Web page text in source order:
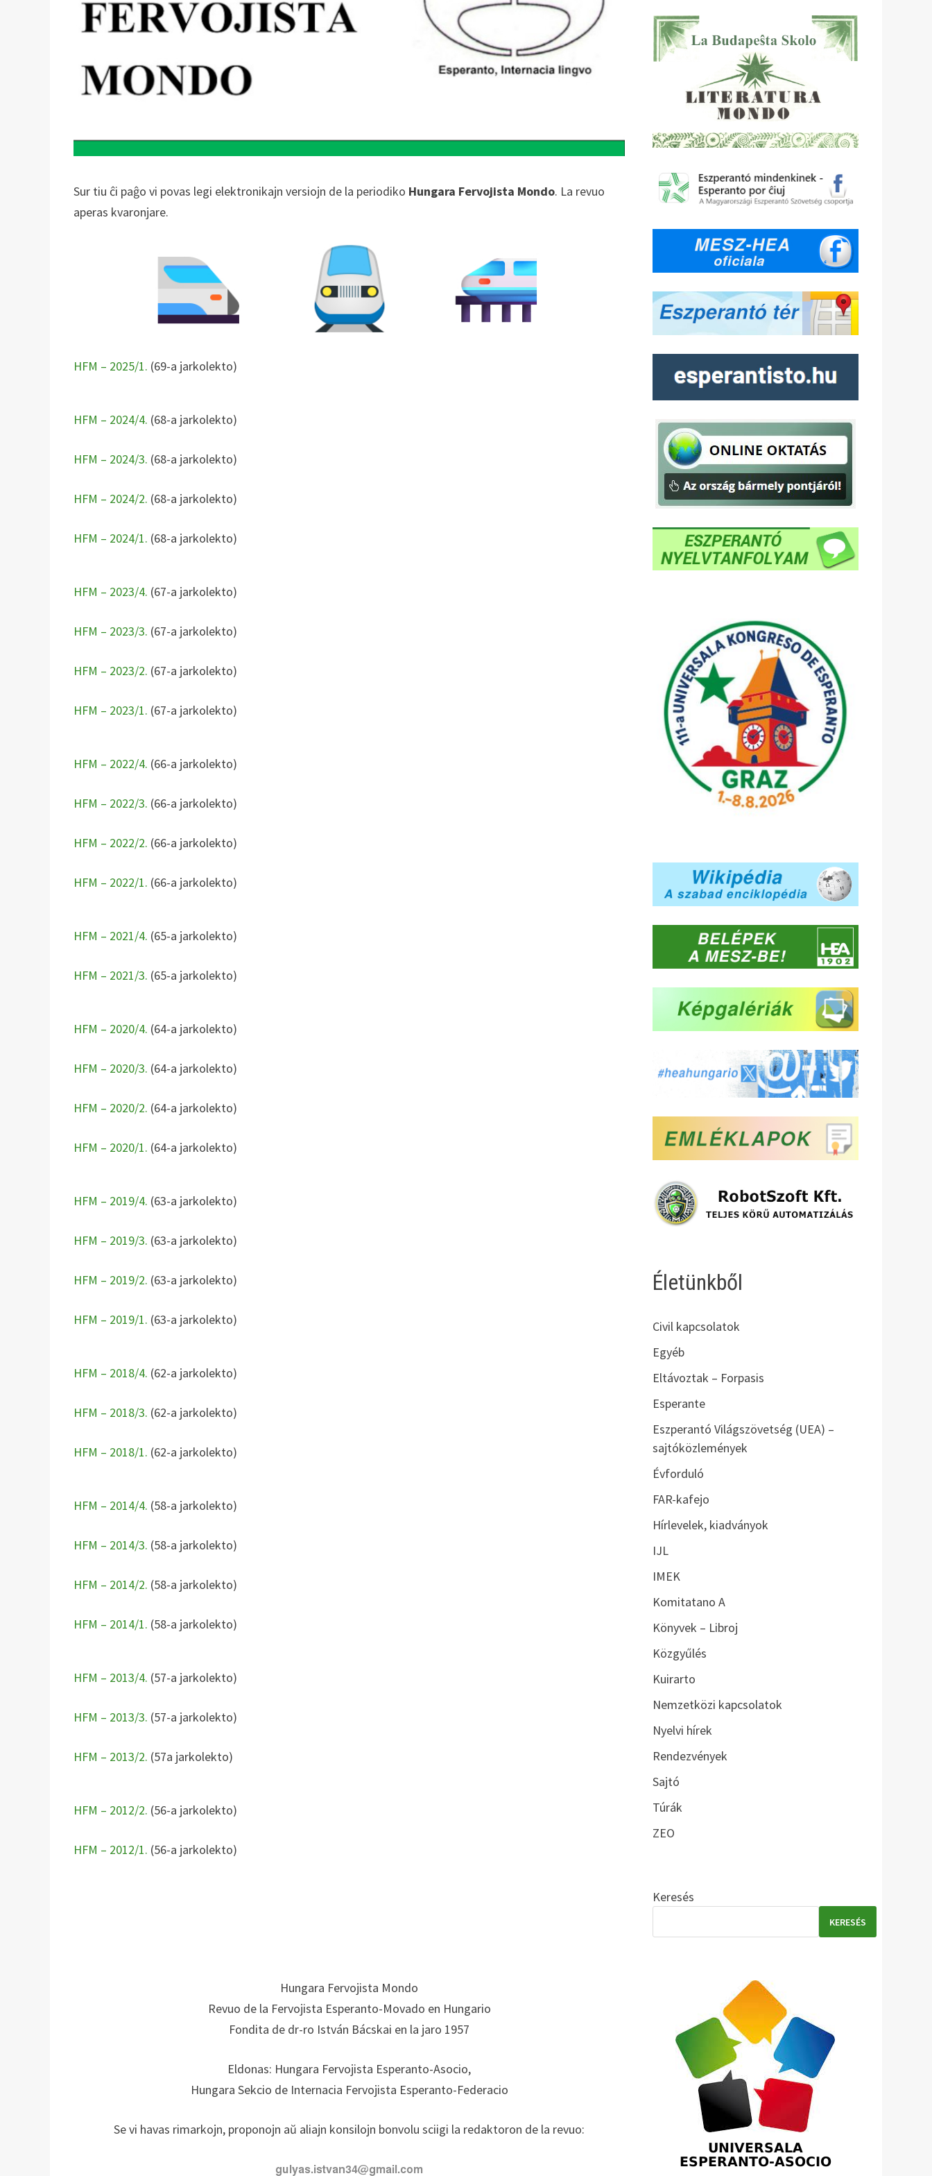
Sur tiu ĉi paĝo vi povas legi elektronikajn versiojn de la periodiko Hungara Fervojista Mondo. La revuo
aperas kvaronjare.
HFM – 2025/1. (69-a jarkolekto)
HFM – 2024/4. (68-a jarkolekto)
HFM – 2024/3. (68-a jarkolekto)
HFM – 2024/2. (68-a jarkolekto)
HFM – 2024/1. (68-a jarkolekto)
HFM – 2023/4. (67-a jarkolekto)
HFM – 2023/3. (67-a jarkolekto)
HFM – 2023/2. (67-a jarkolekto)
HFM – 2023/1. (67-a jarkolekto)
HFM – 2022/4. (66-a jarkolekto)
HFM – 2022/3. (66-a jarkolekto)
HFM – 2022/2. (66-a jarkolekto)
HFM – 2022/1. (66-a jarkolekto)
HFM – 2021/4. (65-a jarkolekto)
HFM – 2021/3. (65-a jarkolekto)
HFM – 2020/4. (64-a jarkolekto)
HFM – 2020/3. (64-a jarkolekto)
HFM – 2020/2. (64-a jarkolekto)
HFM – 2020/1. (64-a jarkolekto)
HFM – 2019/4. (63-a jarkolekto)
HFM – 2019/3. (63-a jarkolekto)
HFM – 2019/2. (63-a jarkolekto)
HFM – 2019/1. (63-a jarkolekto)
HFM – 2018/4. (62-a jarkolekto)
HFM – 2018/3. (62-a jarkolekto)
HFM – 2018/1. (62-a jarkolekto)
HFM – 2014/4. (58-a jarkolekto)
HFM – 2014/3. (58-a jarkolekto)
HFM – 2014/2. (58-a jarkolekto)
HFM – 2014/1. (58-a jarkolekto)
HFM – 2013/4. (57-a jarkolekto)
HFM – 2013/3. (57-a jarkolekto)
HFM – 2013/2. (57a jarkolekto)
HFM – 2012/2. (56-a jarkolekto)
HFM – 2012/1. (56-a jarkolekto)
Hungara Fervojista Mondo
Revuo de la Fervojista Esperanto-Movado en Hungario
Fondita de dr-ro István Bácskai en la jaro 1957
Eldonas: Hungara Fervojista Esperanto-Asocio,
Hungara Sekcio de Internacia Fervojista Esperanto-Federacio
Se vi havas rimarkojn, proponojn aŭ aliajn konsilojn bonvolu sciigi la redaktoron de la revuo:
Életünkből
Civil kapcsolatok
Egyéb
Eltávoztak – Forpasis
Esperante
Eszperantó Világszövetség (UEA) –
sajtóközlemények
Évforduló
FAR-kafejo
Hírlevelek, kiadványok
IJL
IMEK
Komitatano A
Könyvek – Libroj
Közgyűlés
Kuirarto
Nemzetközi kapcsolatok
Nyelvi hírek
Rendezvények
Sajtó
Túrák
ZEO
Keresés
KERESÉS